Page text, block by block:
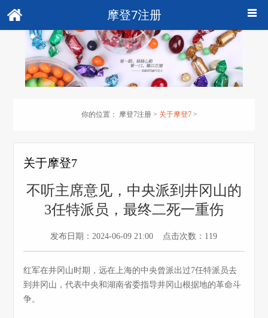
摩登7注册
你的位置： 摩登7注册 > 关于摩登7 >
关于摩登7
不听主席意见，中央派到井冈山的
3任特派员，最终二死一重伤
发布日期：2024-06-09 21:00 点击次数：119
红军在井冈山时期，远在上海的中央曾派出过7任特派员去
到井冈山，代表中央和湖南省委指导井冈山根据地的革命斗
争。